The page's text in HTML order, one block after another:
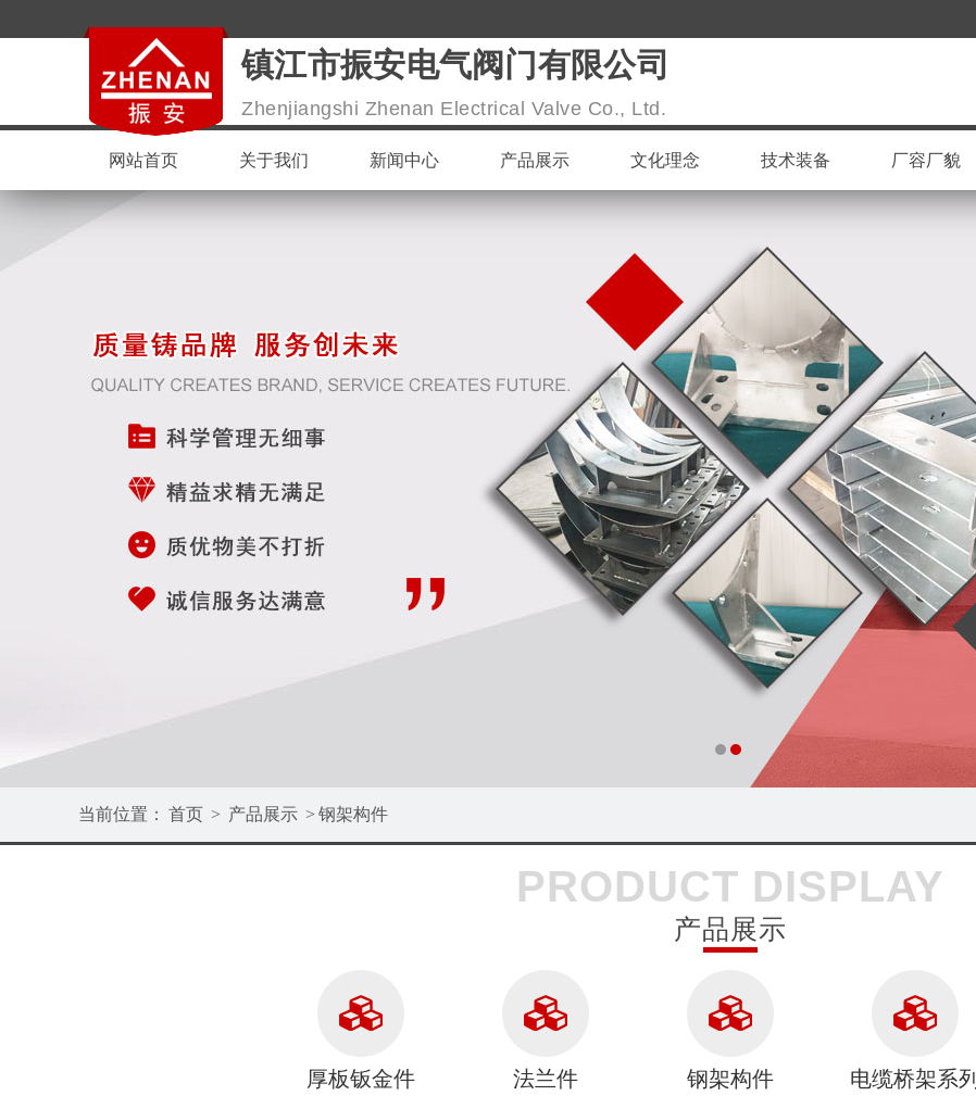
镇江市振安电气阀门有限公司
Zhenjiangshi Zhenan Electrical Valve Co., Ltd.
网站首页 关于我们 新闻中心 产品展示 文化理念 技术装备 厂容厂貌
当前位置： 首页 > 产品展示 > 钢架构件
PRODUCT DISPLAY
产品展示
厚板钣金件 法兰件 钢架构件 电缆桥架系列